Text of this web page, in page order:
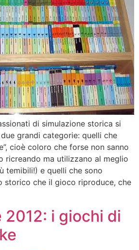
di simulazione storica si
grandi categorie: quelli che
cioè coloro che forse non sanno
ricreando ma utilizzano al meglio
temibili!) e quelli che sono
storico che il gioco riproduce, che
2012: i giochi di